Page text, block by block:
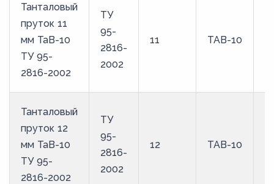
Танталовый
пруток 11
мм ТаВ-10
ТУ 95-
2816-2002
ТУ
95-
2816-
2002
11 ТАВ-10
Танталовый
пруток 12
мм ТаВ-10
ТУ 95-
2816-2002
ТУ
95-
2816-
2002
12 ТАВ-10